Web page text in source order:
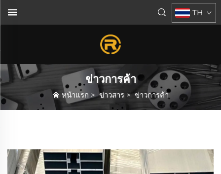
TH
ข่าวการค้า
หน้าแรก >ข่าวสาร >ข่าวการค้า